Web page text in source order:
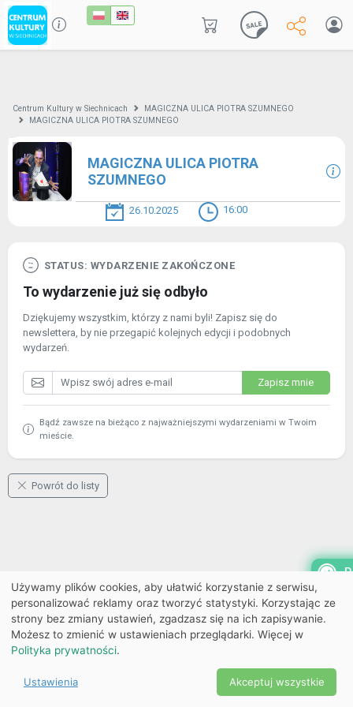
Centrum Kultury w Siechnicach
MAGICZNA ULICA PIOTRA SZUMNEGO
MAGICZNA ULICA PIOTRA SZUMNEGO
MAGICZNA ULICA PIOTRA
SZUMNEGO
26.10.2025 16:00
STATUS: WYDARZENIE ZAKOŃCZONE
To wydarzenie już się odbyło
Dziękujemy wszystkim, którzy z nami byli! Zapisz się do
newslettera, by nie przegapić kolejnych edycji i podobnych
wydarzeń.
Zapisz mnie
Bądź zawsze na bieżąco z najważniejszymi wydarzeniami w Twoim
mieście.
Powrót do listy
Ekobilet2026 |
Ustawienia
cookies
2026
Używamy plików cookies, aby ułatwić korzystanie z serwisu,
personalizować reklamy oraz tworzyć statystyki. Korzystając ze
strony bez zmiany ustawień, zgadzasz się na ich zapisywanie.
Możesz to zmienić w ustawieniach przeglądarki. Więcej w
Polityka prywatności.
Ustawienia Akceptuj wszystkie